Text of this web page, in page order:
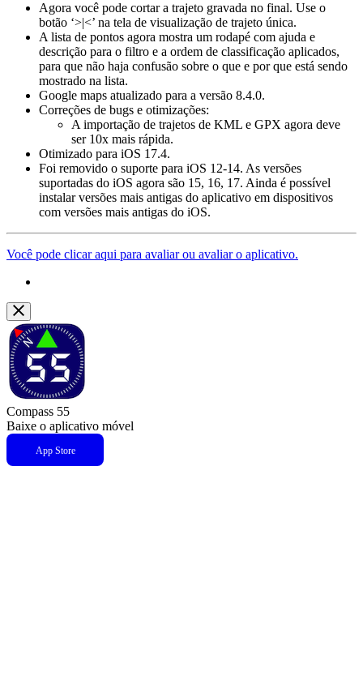
Agora você pode cortar a trajeto gravada no final. Use o
botão ‘>|<’ na tela de visualização de trajeto única.
A lista de pontos agora mostra um rodapé com ajuda e
descrição para o filtro e a ordem de classificação aplicados,
para que não haja confusão sobre o que e por que está sendo
mostrado na lista.
Google maps atualizado para a versão 8.4.0.
Correções de bugs e otimizações:
A importação de trajetos de KML e GPX agora deve
ser 10x mais rápida.
Otimizado para iOS 17.4.
Foi removido o suporte para iOS 12-14. As versões
suportadas do iOS agora são 15, 16, 17. Ainda é possível
instalar versões mais antigas do aplicativo em dispositivos
com versões mais antigas do iOS.
Você pode clicar aqui para avaliar ou avaliar o aplicativo.
Compass 55
Baixe o aplicativo móvel
App Store